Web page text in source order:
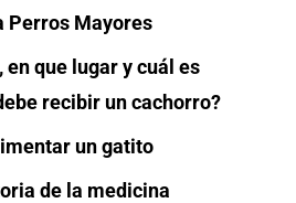
Perros Mayores
en que lugar y cuál es
recibir un cachorro?
un gatito
de la medicina